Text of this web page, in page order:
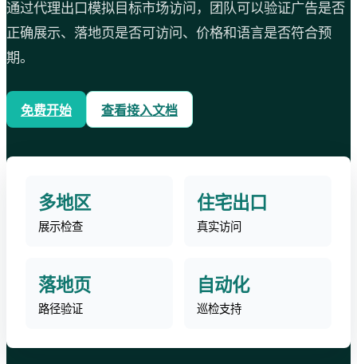
通过代理出口模拟目标市场访问，团队可以验证广告是否
正确展示、落地页是否可访问、价格和语言是否符合预
期。
免费开始 查看接入文档
多地区
展示检查
住宅出口
真实访问
落地页
路径验证
自动化
巡检支持